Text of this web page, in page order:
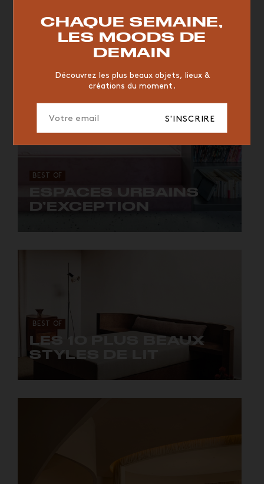
BEST OF
ESPACES URBAINS
D’EXCEPTION
BEST OF
LES 10 PLUS BEAUX
STYLES DE LIT
CHAQUE SEMAINE,
LES MOODS DE
DEMAIN
Découvrez les plus beaux objets, lieux &
créations du moment.
S'INSCRIRE
RESTAURANT VINTAGE MOODBOARD
BOIS
JAUNE
HÔTEL
ORGANIQUE
MEMPHIS ÉDITIONS
VASE
ICONIC
2023